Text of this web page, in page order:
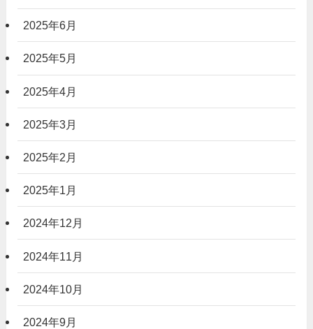
2025年6月
2025年5月
2025年4月
2025年3月
2025年2月
2025年1月
2024年12月
2024年11月
2024年10月
2024年9月